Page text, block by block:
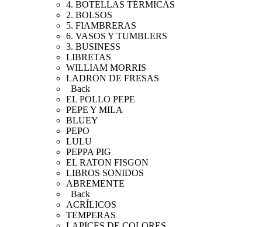
4. BOTELLAS TÉRMICAS
2. BOLSOS
5. FIAMBRERAS
6. VASOS Y TUMBLERS
3. BUSINESS
LIBRETAS
WILLIAM MORRIS
LADRON DE FRESAS
Back
EL POLLO PEPE
PEPE Y MILA
BLUEY
PEPO
LULU
PEPPA PIG
EL RATON FISGON
LIBROS SONIDOS
ABREMENTE
Back
ACRÍLICOS
TEMPERAS